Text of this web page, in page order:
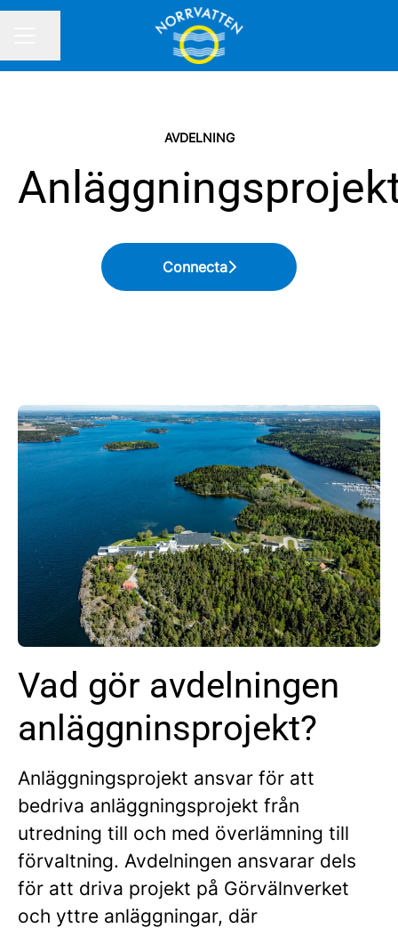
AVDELNING
Connecta
Vad gör avdelningen
anläggninsprojekt?
Anläggningsprojekt ansvar för att
bedriva anläggningsprojekt från
utredning till och med överlämning till
förvaltning. Avdelningen ansvarar dels
för att driva projekt på Görvälnverket
och yttre anläggningar, där